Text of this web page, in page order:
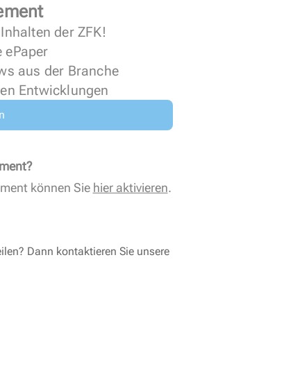
der ZFK!
aus der Branche
Entwicklungen
können Sie hier aktivieren.
Dann kontaktieren Sie unsere